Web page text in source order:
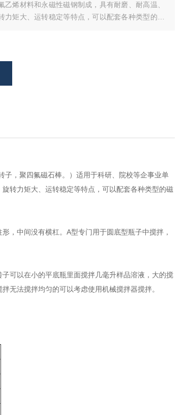
乙烯材料和永磁性磁钢制成，具有耐磨、耐高温、
力矩大、运转稳定等特点，可以配套各种类型的磁
，聚四氟磁石棒。）适用于科研、院校等企事业单
转力矩大、运转稳定等特点，可以配套各种类型的磁
，中间没有横杠。A型专门用于圆底型瓶子中搅拌，
可以在小的平底瓶里面搅拌几毫升样品溶液，大的搅
无法搅拌均匀的可以考虑使用机械搅拌器搅拌。